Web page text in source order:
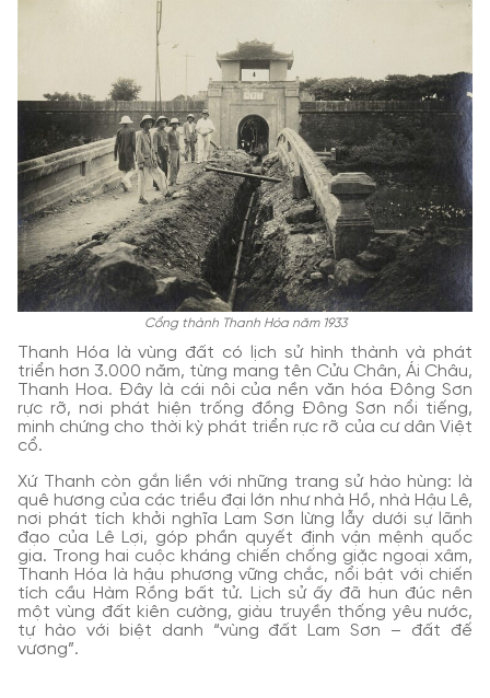
Cổng thành Thanh Hóa năm 1933
Thanh Hóa là vùng đất có lịch sử hình thành và phát
triển hơn 3.000 năm, từng mang tên Cửu Chân, Ái Châu,
Thanh Hoa. Đây là cái nôi của nền văn hóa Đông Sơn
rực rỡ, nơi phát hiện trống đồng Đông Sơn nổi tiếng,
minh chứng cho thời kỳ phát triển rực rỡ của cư dân Việt
cổ.
Xứ Thanh còn gắn liền với những trang sử hào hùng: là
quê hương của các triều đại lớn như nhà Hồ, nhà Hậu Lê,
nơi phát tích khởi nghĩa Lam Sơn lừng lẫy dưới sự lãnh
đạo của Lê Lợi, góp phần quyết định vận mệnh quốc
gia. Trong hai cuộc kháng chiến chống giặc ngoại xâm,
Thanh Hóa là hậu phương vững chắc, nổi bật với chiến
tích cầu Hàm Rồng bất tử. Lịch sử ấy đã hun đúc nên
một vùng đất kiên cường, giàu truyền thống yêu nước,
tự hào với biệt danh “vùng đất Lam Sơn – đất đế
vương”.